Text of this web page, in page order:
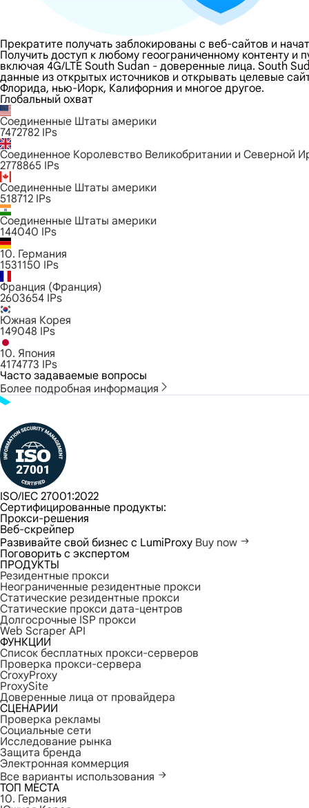
Прекратите получать заблокированы с веб-сайтов и
Получить доступ к любому геоограниченному контенту
включая 4G/LTE South Sudan - доверенные лица. South
данные из открытых источников и открывать целевые
Флорида, нью-Йорк, Калифорния и многое другое.
Глобальный охват
Соединенные Штаты америки
7472782 IPs
Соединенное Королевство Великобритании и Северной
2778865 IPs
Соединенные Штаты америки
518712 IPs
Соединенные Штаты америки
144040 IPs
10. Германия
1531150 IPs
Франция (Франция)
2603654 IPs
Южная Корея
149048 IPs
10. Япония
4174773 IPs
Часто задаваемые вопросы
Более подробная информация
ISO/IEC 27001:2022
Сертифицированные продукты:
Прокси-решения
Веб-скрейпер
Развивайте свой бизнес с LumiProxy Buy now
Поговорить с экспертом
ПРОДУКТЫ
Резидентные прокси
Неограниченные резидентные прокси
Статические резидентные прокси
Статические прокси дата-центров
Долгосрочные ISP прокси
Web Scraper API
ФУНКЦИИ
Список бесплатных прокси-серверов
Проверка прокси-сервера
CroxyProxy
ProxySite
Доверенные лица от провайдера
СЦЕНАРИИ
Проверка рекламы
Социальные сети
Исследование рынка
Защита бренда
Электронная коммерция
Все варианты использования
ТОП МЕСТА
10. Германия